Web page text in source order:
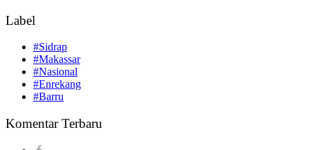
Label
#Sidrap
#Makassar
#Nasional
#Enrekang
#Barru
Komentar Terbaru